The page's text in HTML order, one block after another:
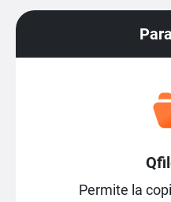
Permite la